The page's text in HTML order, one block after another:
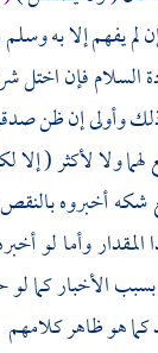
لم يفهم إلا به
السلام فإن
وأولى إن ظن
ولا لأكثر ( إلا
أخبروه بالنقص
المقدار وأما لو
الأخبار
كما هو ظاهر كلامهم